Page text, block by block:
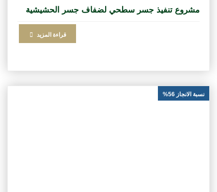
مشروع تنفيذ جسر سطحي لضفاف جسر الحشيشية
قراءة المزيد
نسبة الانجاز 56%